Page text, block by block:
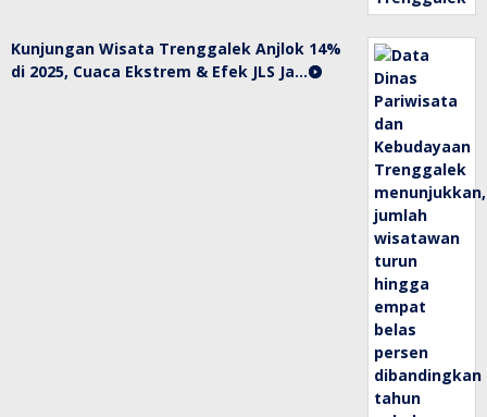
Kunjungan Wisata Trenggalek Anjlok 14%
di 2025, Cuaca Ekstrem & Efek JLS Ja…